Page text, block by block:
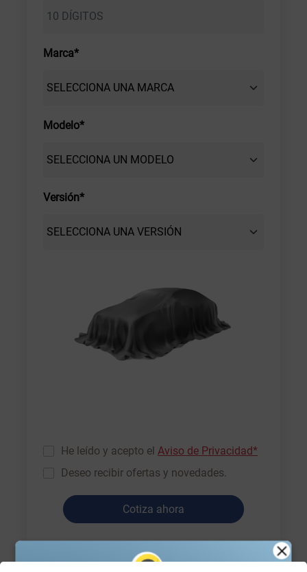
Marca*
Modelo*
Versión*
He leído y acepto el Aviso de Privacidad*
Deseo recibir ofertas y novedades.
Cotiza ahora